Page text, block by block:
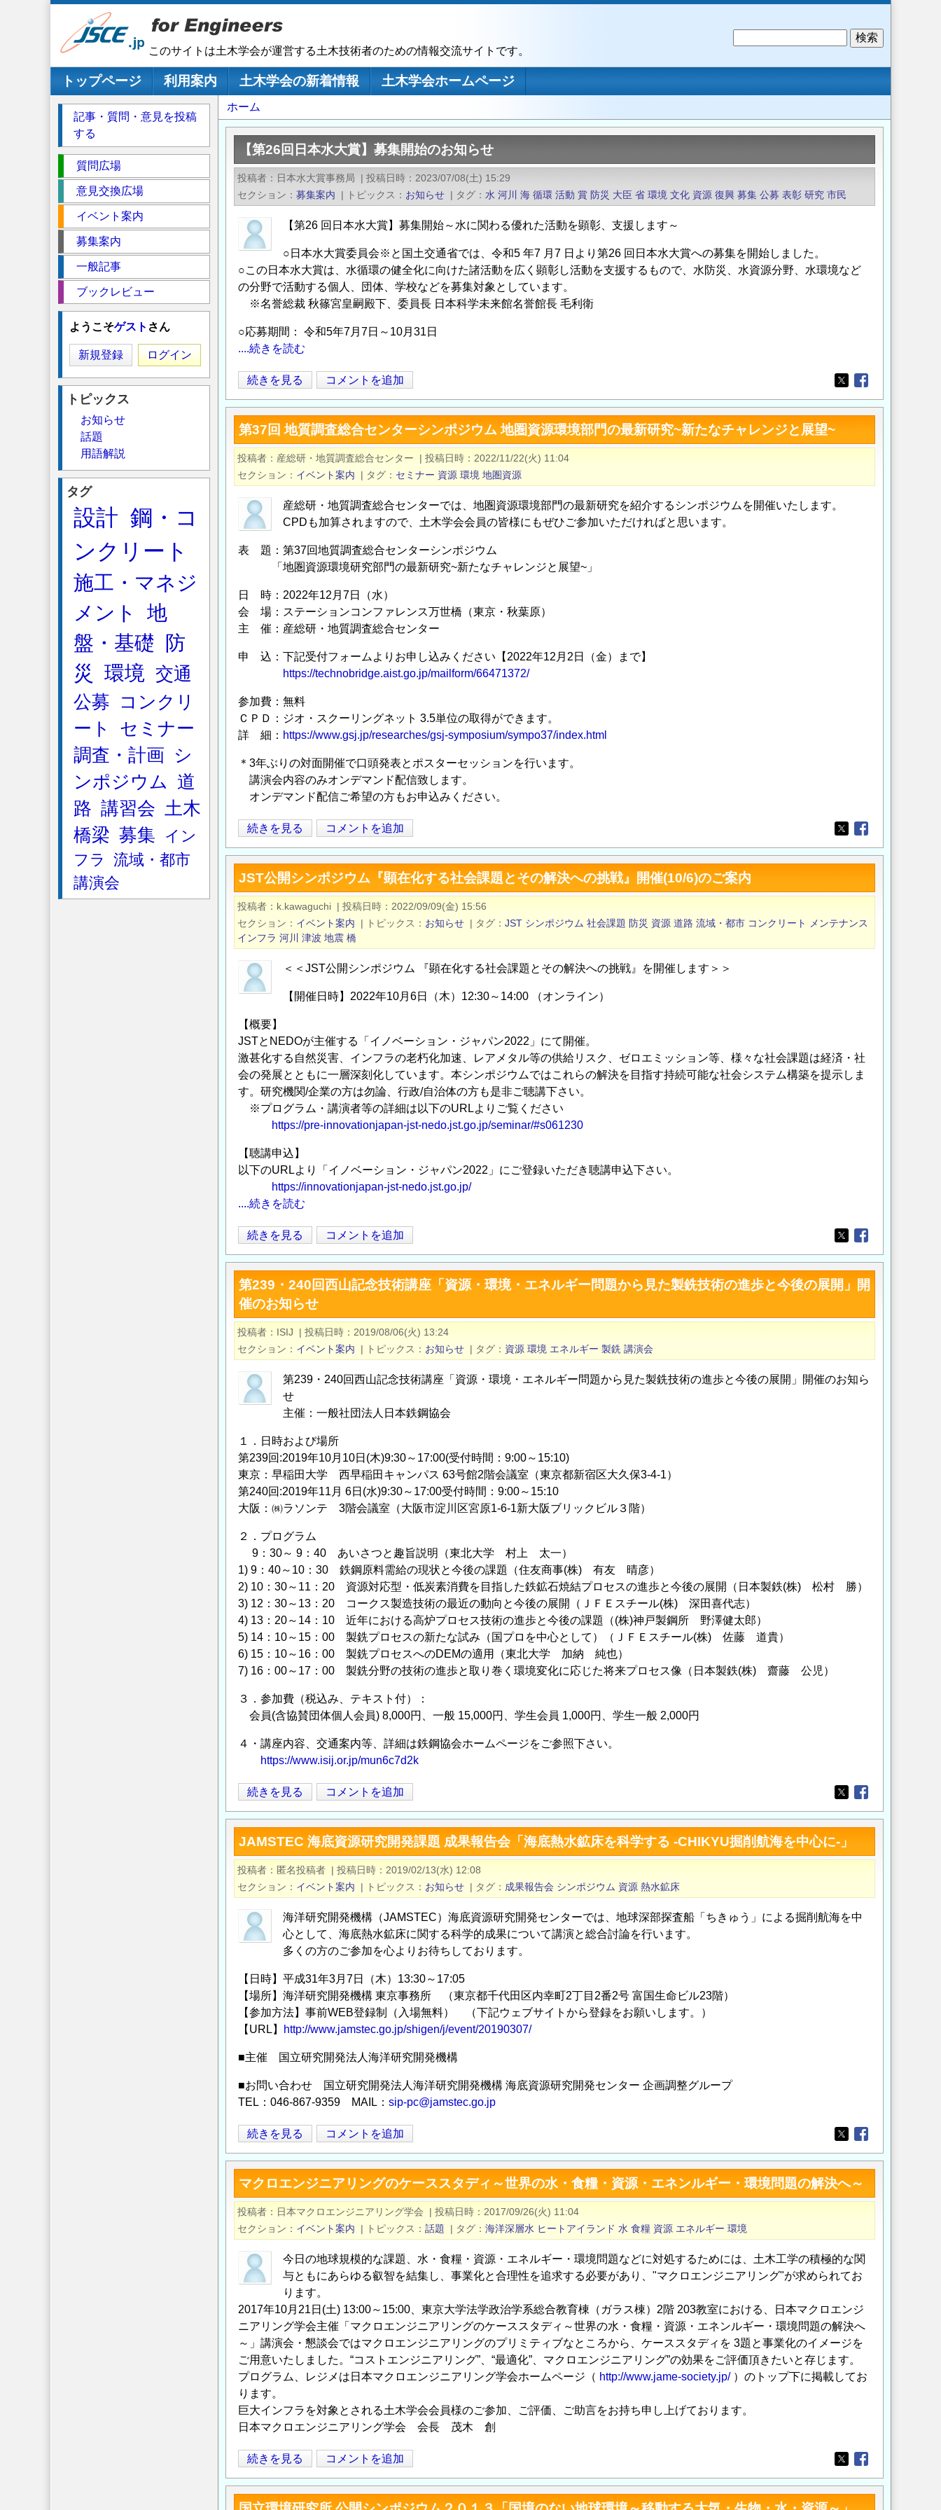
このサイトは土木学会が運営する土木技術者のための情報交流サイトです。
メインナビゲーション
トップページ 利用案内 土木学会の新着情報
土木学会ホームページ
パ
ン
ず
ホーム
【第26回日本水大賞】募集開始のお知らせ
投稿者 日本水大賞事務局 | 投稿日時
2023/07/08(土) 15:29
セクション
募集案内 | トピックス お知らせ | タグ 水 河川 海 循環 活動 賞 防災 大臣 省 環境 文化 資源 復興 募集 公募 表彰 研究 市民
【第26 回日本水大賞】募集開始～水に関わる優れた活動を顕彰、支援します～
○日本水大賞委員会※と国土交通省では、令和5 年7 月7 日より第26 回日本水大賞への募集を開始しました。
○この日本水大賞は、水循環の健全化に向けた諸活動を広く顕彰し活動を支援するもので、水防災、水資源分野、水環境など
の分野で活動する個人、団体、学校などを募集対象としています。
※名誉総裁 秋篠宮皇嗣殿下、委員長 日本科学未来館名誉館長 毛利衛
○応募期間： 令和5年7月7日～10月31日
....続きを読む
【第
26
回
日
本
大
賞】
募
開
の
お
知
せ
続きを見る コメントを追加
Opens in a new
Opens in a new
第37回 地質調査総合センターシンポジウム 地圏資源環境部門の最新研究~新たなチャレンジと展望~
投稿者 産総研・地質調査総合センター | 投稿日時
2022/11/22(火) 11:04
セクション
イベント案内 | タグ セミナー 資源 環境 地圏資源
産総研・地質調査総合センターでは、地圏資源環境部門の最新研究を紹介するシンポジウムを開催いたします。
CPDも加算されますので、土木学会会員の皆様にもぜひご参加いただければと思います。
表 題：第37回地質調査総合センターシンポジウム
「地圏資源環境研究部門の最新研究~新たなチャレンジと展望~」
日 時：2022年12月7日（水）
会 場：ステーションコンファレンス万世橋（東京・秋葉原）
主 催：産総研・地質調査総合センター
申 込：下記受付フォームよりお申し込みください【2022年12月2日（金）まで】
https://technobridge.aist.go.jp/mailform/66471372/
参加費：無料
ＣＰＤ：ジオ・スクーリングネット 3.5単位の取得ができます。
詳 細： https://www.gsj.jp/researches/gsj-symposium/sympo37/index.html
＊3年ぶりの対面開催で口頭発表とポスターセッションを行います。
講演会内容のみオンデマンド配信致します。
オンデマンド配信ご希望の方もお申込みください。
第
37
回
地
質
査
総
合
セ
タ
ー
シ
ン
ポ
ジ
地
圏
資
環
部
門
の
最
新
研
~
新
な
チ
ャ
レ
ン
と
展
望
~
の
続きを見る コメントを追加
Opens in a new
Opens in a new
JST公開シンポジウム『顕在化する社会課題とその解決への挑戦』開催(10/6)のご案内
投稿者 k.kawaguchi | 投稿日時
2022/09/09(金) 15:56
セクション
イベント案内 | トピックス お知らせ | タグ JST シンポジウム 社会課題 防災 資源 道路 流域・都市 コンクリート
メンテナンス
インフラ 河川 津波 地震 橋
＜＜JST公開シンポジウム 『顕在化する社会課題とその解決への挑戦』を開催します＞＞
【開催日時】2022年10月6日（木）12:30～14:00 （オンライン）
【概要】
JSTとNEDOが主催する「イノベーション・ジャパン2022」にて開催。
激甚化する自然災害、インフラの老朽化加速、レアメタル等の供給リスク、ゼロエミッション等、様々な社会課題は経済・社
会の発展とともに一層深刻化しています。本シンポジウムではこれらの解決を目指す持続可能な社会システム構築を提示しま
す。研究機関/企業の方は勿論、行政/自治体の方も是非ご聴講下さい。
※プログラム・講演者等の詳細は以下のURLよりご覧ください
https://pre-innovationjapan-jst-nedo.jst.go.jp/seminar/#s061230
【聴講申込】
以下のURLより「イノベーション・ジャパン2022」にご登録いただき聴講申込下さい。
https://innovationjapan-jst-nedo.jst.go.jp/
....続きを読む
JST
公
開
シ
ン
ポ
ジ
ウ
ム
『顕
す
る
社
会
課
と
そ
の
解
決
へ
の
挑
開
(10/6)
案
内
の
続きを見る コメントを追加
Opens in a new
Opens in a new
第239・240回西山記念技術講座「資源・環境・エネルギー問題から見た製銑技術の進歩と今後の展開」開
催のお知らせ
投稿者 ISIJ | 投稿日時
2019/08/06(火) 13:24
セクション
イベント案内 | トピックス お知らせ | タグ 資源 環境 エネルギー 製銑 講演会
第239・240回西山記念技術講座「資源・環境・エネルギー問題から見た製銑技術の進歩と今後の展開」開催のお知ら
せ
主催：一般社団法人日本鉄鋼協会
１．日時および場所
第239回:2019年10月10日(木)9:30～17:00(受付時間：9:00～15:10)
東京：早稲田大学 西早稲田キャンパス 63号館2階会議室（東京都新宿区大久保3-4-1）
第240回:2019年11月 6日(水)9:30～17:00受付時間：9:00～15:10
大阪：㈱ラソンテ 3階会議室（大阪市淀川区宮原1-6-1新大阪ブリックビル３階）
２．プログラム
9：30～ 9：40 あいさつと趣旨説明（東北大学 村上 太一）
1) 9：40～10：30 鉄鋼原料需給の現状と今後の課題（住友商事(株) 有友 晴彦）
2) 10：30～11：20 資源対応型・低炭素消費を目指した鉄鉱石焼結プロセスの進歩と今後の展開（日本製鉄(株) 松村 勝）
3) 12：30～13：20 コークス製造技術の最近の動向と今後の展開（ＪＦＥスチール(株) 深田喜代志）
4) 13：20～14：10 近年における高炉プロセス技術の進歩と今後の課題（(株)神戸製鋼所 野澤健太郎）
5) 14：10～15：00 製銑プロセスの新たな試み（国プロを中心として）（ＪＦＥスチール(株) 佐藤 道貴）
6) 15：10～16：00 製銑プロセスへのDEMの適用（東北大学 加納 純也）
7) 16：00～17：00 製銑分野の技術の進歩と取り巻く環境変化に応じた将来プロセス像（日本製鉄(株) 齋藤 公児）
３．参加費（税込み、テキスト付）：
会員(含協賛団体個人会員) 8,000円、一般 15,000円、学生会員 1,000円、学生一般 2,000円
４・講座内容、交通案内等、詳細は鉄鋼協会ホームページをご参照下さい。
https://www.isij.or.jp/mun6c7d2k
第
239・
240
回
西
記
念
技
座
「資
源・
環
境・
ネ
ル
ギ
ー
問
題
か
ら
見
製
銑
術
の
進
歩
と
今
後
展
開
続きを見る コメントを追加
Opens in a new
Opens in a new
JAMSTEC 海底資源研究開発課題 成果報告会「海底熱水鉱床を科学する -CHIKYU掘削航海を中心に-」
投稿者 匿名投稿者 | 投稿日時
2019/02/13(水) 12:08
セクション
イベント案内 | トピックス お知らせ | タグ 成果報告会 シンポジウム 資源 熱水鉱床
海洋研究開発機構（JAMSTEC）海底資源研究開発センターでは、地球深部探査船「ちきゅう」による掘削航海を中
心として、海底熱水鉱床に関する科学的成果について講演と総合討論を行います。
多くの方のご参加を心よりお待ちしております。
【日時】平成31年3月7日（木）13:30～17:05
【場所】海洋研究開発機構 東京事務所 （東京都千代田区内幸町2丁目2番2号 富国生命ビル23階）
【参加方法】事前WEB登録制（入場無料） （下記ウェブサイトから登録をお願いします。）
【URL】
http://www.jamstec.go.jp/shigen/j/event/20190307/
■主催 国立研究開発法人海洋研究開発機構
■お問い合わせ 国立研究開発法人海洋研究開発機構 海底資源研究開発センター 企画調整グループ
TEL：046-867-9359 MAIL： sip-pc@jamstec.go.jp
JAMSTEC
海
底
資
源
究
開
発
題
成
果
報
告
会
「海
底
熱
水
鉱
床
続きを見る コメントを追加
Opens in a new
Opens in a new
マクロエンジニアリングのケーススタディ～世界の水・食糧・資源・エネンルギー・環境問題の解決へ～
投稿者 日本マクロエンジニアリング学会 | 投稿日時
2017/09/26(火) 11:04
セクション
イベント案内 | トピックス 話題 | タグ 海洋深層水 ヒートアイランド 水 食糧 資源 エネルギー 環境
今日の地球規模的な課題、水・食糧・資源・エネルギー・環境問題などに対処するためには、土木工学の積極的な関
与ともにあらゆる叡智を結集し、事業化と合理性を追求する必要があり、"マクロエンジニアリング"が求められてお
ります。
2017年10月21日(土) 13:00～15:00、東京大学法学政治学系総合教育棟（ガラス棟）2階 203教室における、日本マクロエンジ
ニアリング学会主催「マクロエンジニアリングのケーススタディ～世界の水・食糧・資源・エネンルギー・環境問題の解決へ
～」講演会・懇談会ではマクロエンジニアリングのプリミティブなところから、ケーススタディを 3題と事業化のイメージを
ご用意いたしました。“コストエンジニアリング”、“最適化”、マクロエンジニアリング”の効果をご評価頂きたいと存じます。
プログラム、レジメは日本マクロエンジニアリング学会ホームページ（ http://www.jame-society.jp/）のトップ下に掲載してお
ります。
巨大インフラを対象とされる土木学会会員様のご参加、ご評価、ご助言をお持ち申し上げております。
日本マクロエンジニアリング学会 会長 茂木 創
マ
ク
ロ
続きを見る コメントを追加
Opens in a new
Opens in a new
記事・質問・意見を投稿
する
ク
シ
質問広場
意見交換広場
イベント案内
募集案内
一般記事
ブックレビュー
ようこそゲスト さん
新規登録 ログイン
トピックス
お知らせ
話題
用語解説
タグ
設計 鋼・コ
ンクリート
施工・マネジ
メント
地
盤・基礎
防
災
環境 交通
公募
コンクリ
ート
セミナー
調査・計画
シ
ンポジウム 道
路 講習会 土木
橋梁 募集
イン
フラ
流域・都市
講演会